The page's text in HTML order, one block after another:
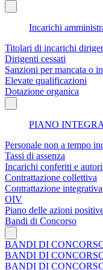
Incarichi
Titolari di incarichi
Dirigenti cessati
Sanzioni per mancata o
Elevate qualificazioni
Dotazione organica
PIANO
Personale non a tempo
Tassi di assenza
Incarichi conferiti e
Contrattazione collettiva
Contrattazione integrativa
OIV
Piano delle azioni
Bandi di Concorso
BANDI DI
BANDI DI
BANDI DI